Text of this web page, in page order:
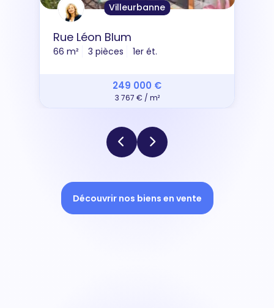
Villeurbanne
Rue Léon Blum
66 m² 3 pièces 1er ét.
249 000 €
3 767 € / m²
Découvrir nos biens en vente